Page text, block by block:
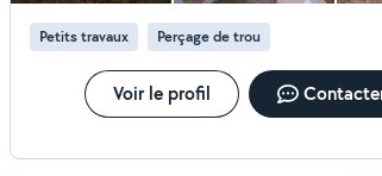
Petits travaux Perçage de trou
Voir le profil